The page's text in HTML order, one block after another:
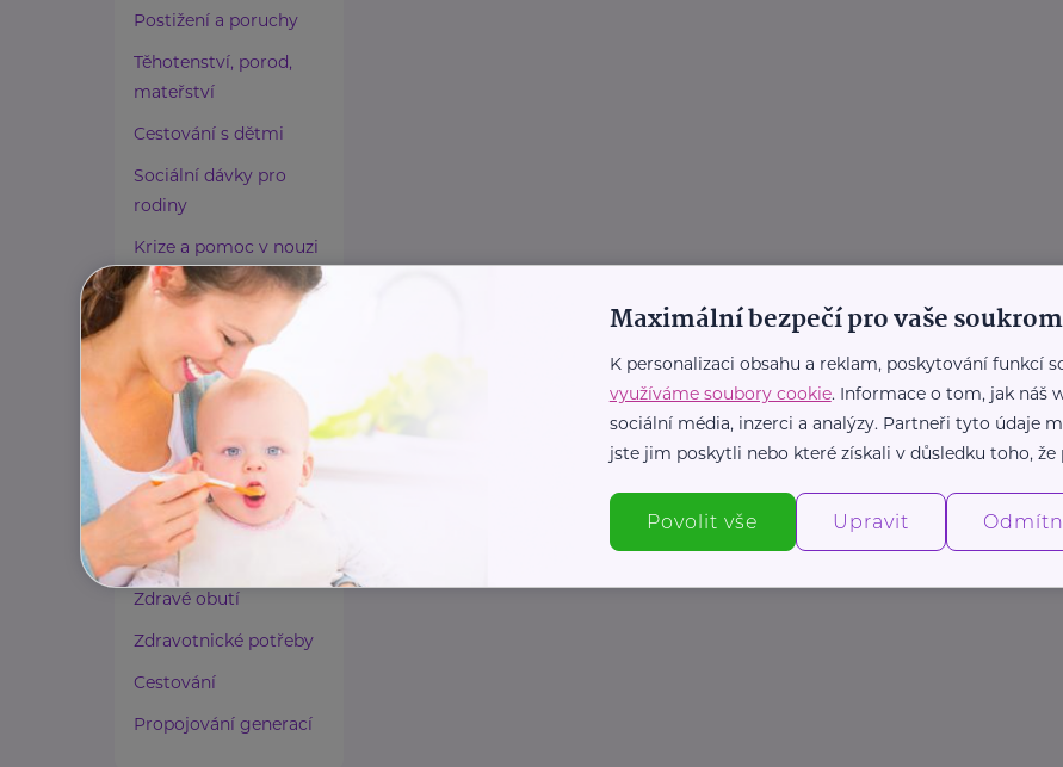
Postižení a poruchy
Těhotenství, porod,
mateřství
Cestování s dětmi
Sociální dávky pro
rodiny
Krize a pomoc v nouzi
Paliativní péče
Rady a tipy
Harmonie duše a těla
Zaměstnávání osob ze
zdravotním
postižením
Lázeňství a wellness
Zdravé spaní a sezení
Zdravé obutí
Zdravotnické potřeby
Cestování
Propojování generací
Maximální bezpečí pro vaše
K personalizaci obsahu a reklam, poskytování funkcí
využíváme soubory cookie. Informace o tom, jak náš
sociální média, inzerci a analýzy. Partneři tyto údaje
jste jim poskytli nebo které získali v důsledku toho, že
Povolit vše Upravit